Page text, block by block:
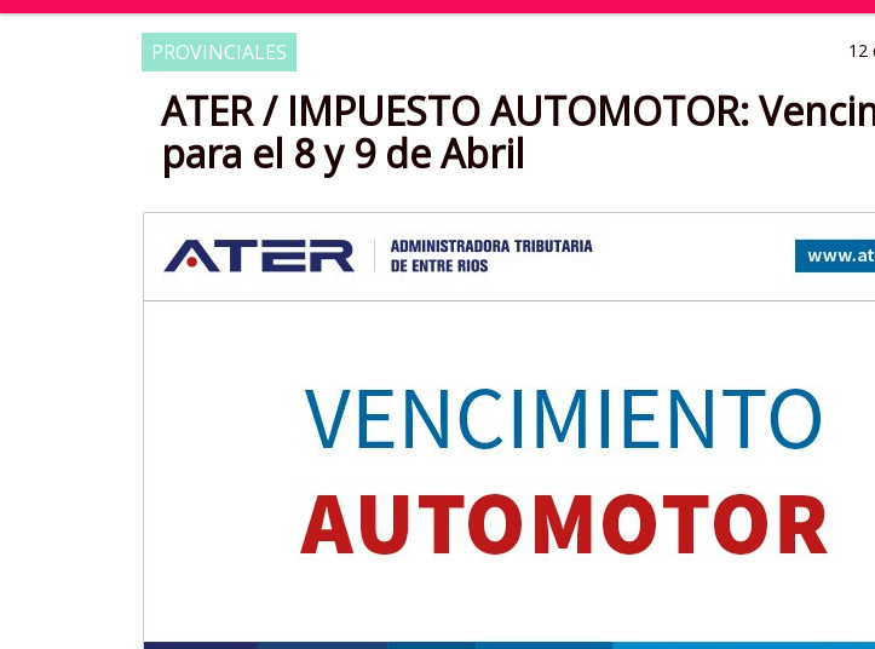
PROVINCIALES 12
ATER / IMPUESTO AUTOMOTOR:
para el 8 y 9 de Abril